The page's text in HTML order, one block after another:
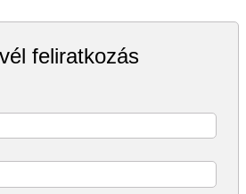
feliratkozás